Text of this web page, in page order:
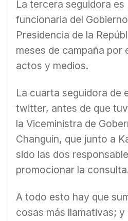
La tercera seguidora es
funcionaria del
Presidencia de la
meses de campaña por
actos y medios.
La cuarta seguidora de
twitter, antes de que
la Viceministra de
Changuín, que junto a
sido las dos
promocionar la
A todo esto hay que
cosas más llamativas; y